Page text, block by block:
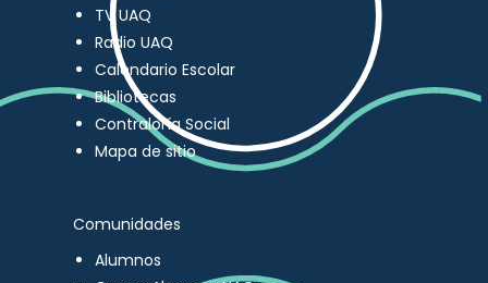
TV UAQ
Radio UAQ
Calendario Escolar
Bibliotecas
Contraloría Social
Mapa de sitio
Comunidades
Alumnos